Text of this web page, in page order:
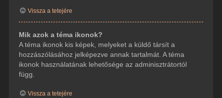
Vissza a tetejére
Mik azok a téma ikonok?
A téma ikonok kis képek, melyeket a küldő társít a
hozzászólásához jelképezve annak tartalmát. A téma
ikonok használatának lehetősége az adminisztrátortól
függ.
Vissza a tetejére